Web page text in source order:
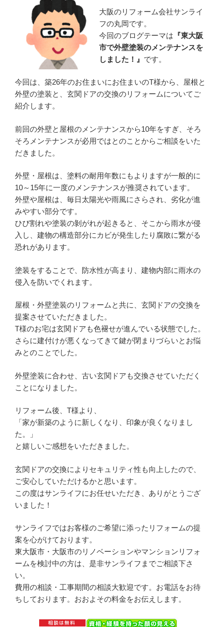
大阪のリフォーム会社サンライ
フの丸岡です。
今回のブログテーマは 『東大阪
市で外壁塗装のメンテナンスを
しました！』 です。
今回は、築26年のお住まいにお住まいのT様から、屋根と
外壁の塗装と、玄関ドアの交換のリフォームについてご
紹介します。
前回の外壁と屋根のメンテナンスから10年をすぎ、そろ
そろメンテナンスが必用ではとのことからご相談をいた
だきました。
外壁・屋根は、塗料の耐用年数にもよりますが一般的に
10～15年に一度のメンテナンスが推奨されています。
外壁や屋根は、毎日太陽光や雨風にさらされ、劣化が進
みやすい部分です。
ひび割れや塗装の剝がれが起きると、そこから雨水が侵
入し、建物の構造部分にカビが発生したり腐敗に繋がる
恐れがあります。
塗装をすることで、防水性が高まり、建物内部に雨水の
侵入を防いでくれます。
屋根・外壁塗装のリフォームと共に、玄関ドアの交換を
提案させていただきました。
T様のお宅は玄関ドアも色褪せが進んでいる状態でした。
さらに建付けが悪くなってきて鍵が閉まりづらいとお悩
みとのことでした。
外壁塗装に合わせ、古い玄関ドアも交換させていただく
ことになりました。
リフォーム後、T様より、
「家が新築のように新しくなり、印象が良くなりまし
た。」
と嬉しいご感想をいただきました。
玄関ドアの交換によりセキュリティ性も向上したので、
ご安心していただけるかと思います。
この度はサンライフにお任せいただき、ありがとうござ
いました！
サンライフではお客様のご希望に添ったリフォームの提
案を心がけております。
東大阪市・大阪市のリノベーションやマンションリフォ
ームを検討中の方は、是非サンライフまでご相談下さ
い。
費用の相談・工事期間の相談大歓迎です。お電話をお待
ちしております。おおよその料金をお伝えします。